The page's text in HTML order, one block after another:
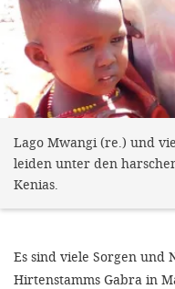
Lago Mwangi (re.) und
leiden unter den
Kenias.
Es sind viele Sorgen und
Hirtenstamms Gabra in